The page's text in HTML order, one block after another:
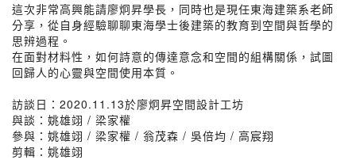
這次非常高興能請廖炯昇學長，同時也是現任東海建築系老師
分享，從自身經驗聊聊東海學士後建築的教育到空間與哲學的
思辨過程。
在面對材料性，如何詩意的傳達意念和空間的組構關係，試圖
回歸人的心靈與空間使用本質。
訪談日：2020.11.13於廖炯昇空間設計工坊
與談：姚雄翊 / 梁家權
參與：姚雄翊 / 梁家權 / 翁茂森 / 吳倍均 / 高宸翔
剪輯：姚雄翊